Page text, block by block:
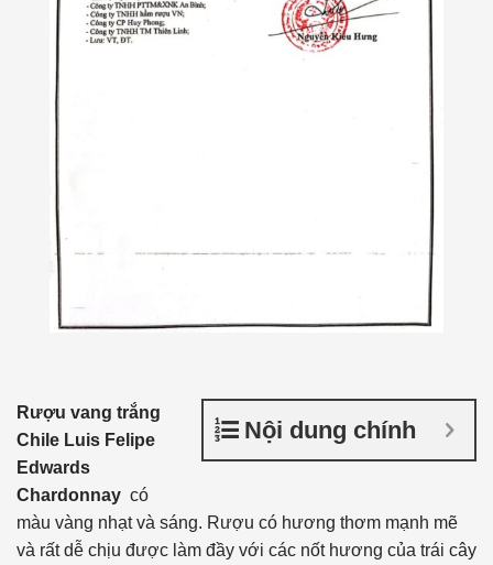
Nội dung chính
Rượu vang trắng
Chile Luis Felipe
Edwards
Chardonnay có
màu vàng nhạt và sáng. Rượu có hương thơm mạnh mẽ
và rất dễ chịu được làm đầy với các nốt hương của trái cây